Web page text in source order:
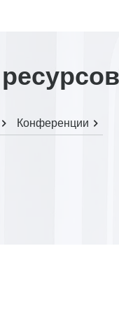
Конференции